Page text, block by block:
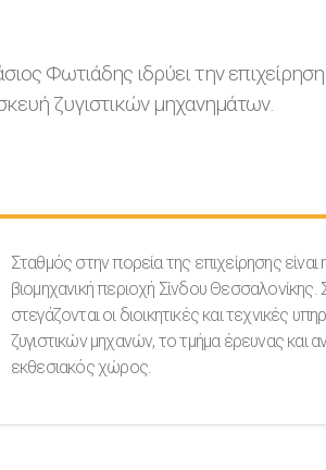
Φωτιάδης ιδρύει την επιχείρηση
ζυγιστικών μηχανημάτων.
Σταθμός στην πορεία της επιχείρησης
βιομηχανική περιοχή Σίνδου
στεγάζονται οι διοικητικές και τεχνικές
ζυγιστικών μηχανών, το τμήμα έρευνας και
εκθεσιακός χώρος.